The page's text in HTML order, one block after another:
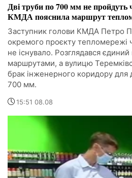
Дві труби по 700 мм не пройдуть
КМДА пояснила маршрут
Заступник голови КМДА Петро
окремого проєкту тепломережі
не існувало. Розглядався єдиний
маршрутами, а вулицю
брак інженерного коридору для
700 мм.
15:51 08.08